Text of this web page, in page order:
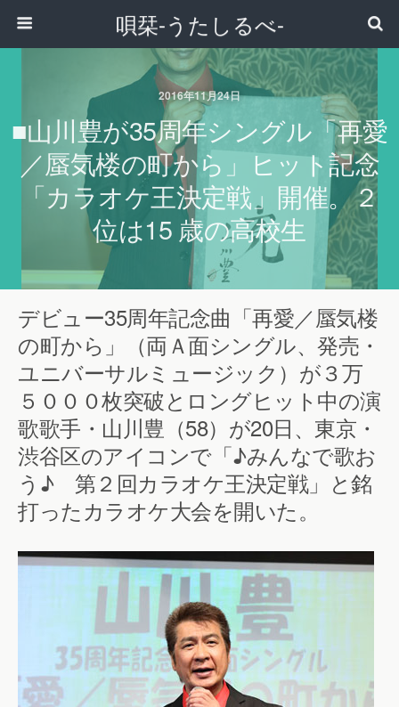
唄栞-うたしるべ-
2016年11月24日
■山川豊が35周年シングル「再愛
／蜃気楼の町から」ヒット記念
「カラオケ王決定戦」開催。２
位は15 歳の高校生
デビュー35周年記念曲「再愛／蜃気楼
の町から」（両Ａ面シングル、発売・
ユニバーサルミュージック）が３万
５０００枚突破とロングヒット中の演
歌歌手・山川豊（58）が20日、東京・
渋谷区のアイコンで「♪みんなで歌お
う♪ 第２回カラオケ王決定戦」と銘
打ったカラオケ大会を開いた。